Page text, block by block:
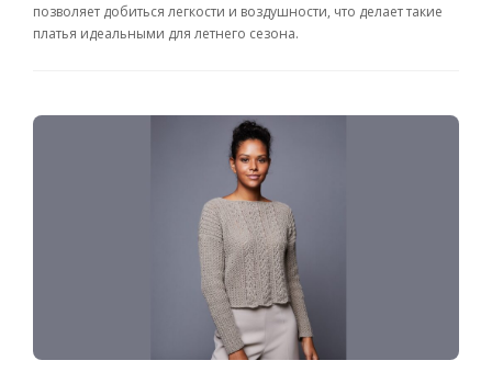
позволяет добиться легкости и воздушности, что делает такие
платья идеальными для летнего сезона.